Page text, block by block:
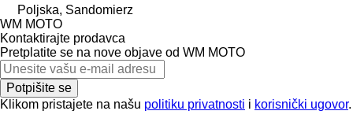
Poljska, Sandomierz
WM MOTO
Kontaktirajte prodavca
Pretplatite se na nove objave od WM MOTO
Potpišite se
Klikom pristajete na našu politiku privatnosti i korisnički ugovor.